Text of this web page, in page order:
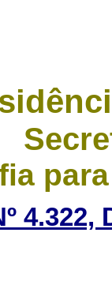
4.322,